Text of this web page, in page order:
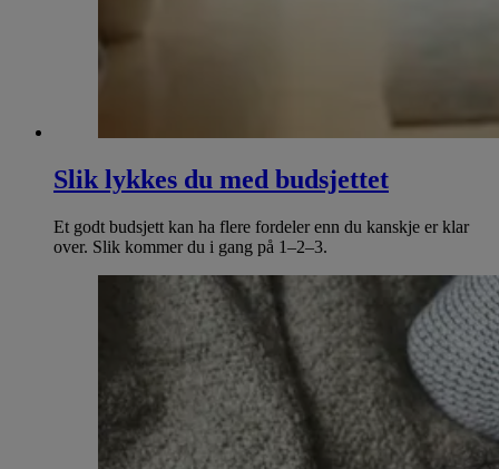
Slik lykkes du med budsjettet
Et godt budsjett kan ha flere fordeler enn du kanskje er klar
over. Slik kommer du i gang på 1–2–3.